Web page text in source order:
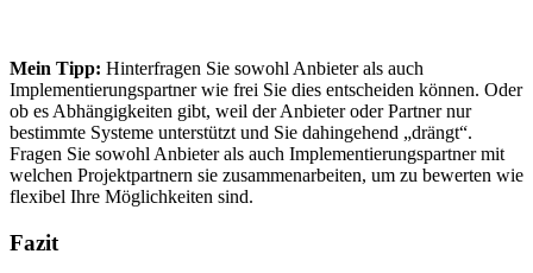
Mein Tipp: Hinterfragen Sie sowohl Anbieter als auch
Implementierungspartner wie frei Sie dies entscheiden können. Oder
ob es Abhängigkeiten gibt, weil der Anbieter oder Partner nur
bestimmte Systeme unterstützt und Sie dahingehend „drängt“.
Fragen Sie sowohl Anbieter als auch Implementierungspartner mit
welchen Projektpartnern sie zusammenarbeiten, um zu bewerten wie
flexibel Ihre Möglichkeiten sind.
Fazit